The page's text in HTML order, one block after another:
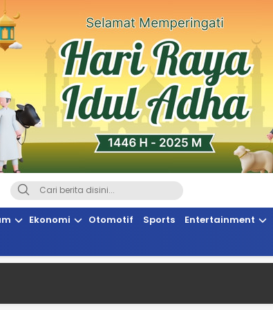
Suaranya Rakyat Sulteng
Ekonomi Otomotif Sports Entertainment